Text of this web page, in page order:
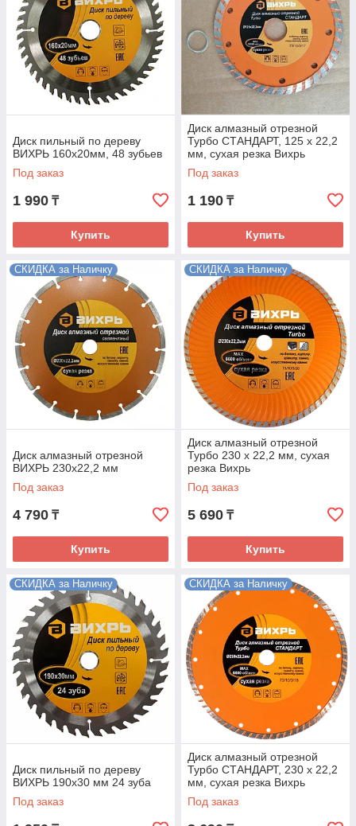
Диск пильный по дереву
ВИХРЬ 160х20мм, 48 зубьев
Под заказ
1 990 ₸
Купить
Диск алмазный отрезной
Турбо СТАНДАРТ, 125 х 22,2
мм, сухая резка Вихрь
Под заказ
1 190 ₸
Купить
СКИДКА за Наличку
Диск алмазный отрезной
ВИХРЬ 230х22,2 мм
Под заказ
4 790 ₸
Купить
СКИДКА за Наличку
Диск алмазный отрезной
Турбо 230 х 22,2 мм, сухая
резка Вихрь
Под заказ
5 690 ₸
Купить
СКИДКА за Наличку
Диск пильный по дереву
ВИХРЬ 190х30 мм 24 зуба
Под заказ
СКИДКА за Наличку
Диск алмазный отрезной
Турбо СТАНДАРТ, 230 х 22,2
мм, сухая резка Вихрь
Под заказ